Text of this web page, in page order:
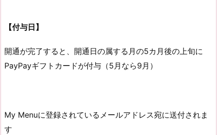
【付与日】
開通が完了すると、開通日の属する月の5カ月後の上旬に
PayPayギフトカードが付与（5月なら9月）
My Menuに登録されているメールアドレス宛に送付されま
す